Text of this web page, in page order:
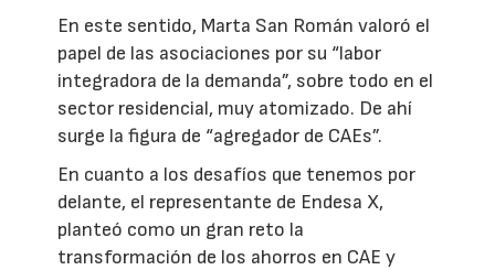
En este sentido, Marta San Román valoró el
papel de las asociaciones por su “labor
integradora de la demanda”, sobre todo en el
sector residencial, muy atomizado. De ahí
surge la figura de “agregador de CAEs”.
En cuanto a los desafíos que tenemos por
delante, el representante de Endesa X,
planteó como un gran reto la
transformación de los ahorros en CAE y